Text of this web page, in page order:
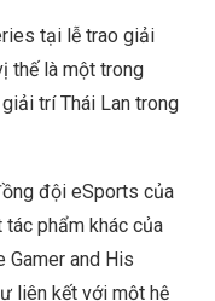
tại lễ trao giải
thế là một trong
trí Thái Lan trong
đội eSports của
tác phẩm khác của
Gamer and His
liên kết với một hệ